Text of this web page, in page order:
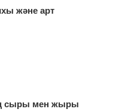
және арт
сыры мен жыры